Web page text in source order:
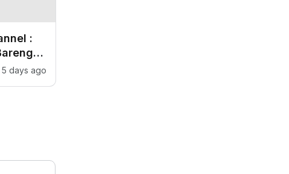
:
5 days ago